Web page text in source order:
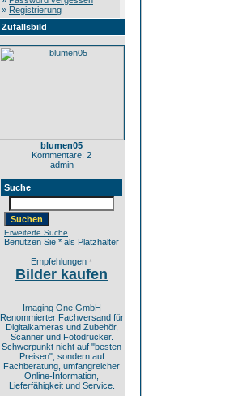
» Registrierung
Zufallsbild
blumen05
Kommentare: 2
admin
Suche
Erweiterte Suche
Benutzen Sie * als Platzhalter
Empfehlungen *
Bilder kaufen
Imaging One GmbH
Renommierter Fachversand für
Digitalkameras und Zubehör,
Scanner und Fotodrucker.
Schwerpunkt nicht auf "besten
Preisen", sondern auf
Fachberatung, umfangreicher
Online-Information,
Lieferfähigkeit und Service.